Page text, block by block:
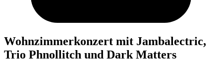
Wohn­zim­mer­kon­zert mit Jam­balec­tric,
Trio Phnol­litch und Dark Matters